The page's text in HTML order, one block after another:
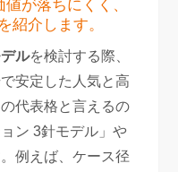
が落ちにくく、
紹介します。
ルを検討する際、
安定した人気と高
代表格と言えるの
ン 3針モデル」や
例えば、ケース径